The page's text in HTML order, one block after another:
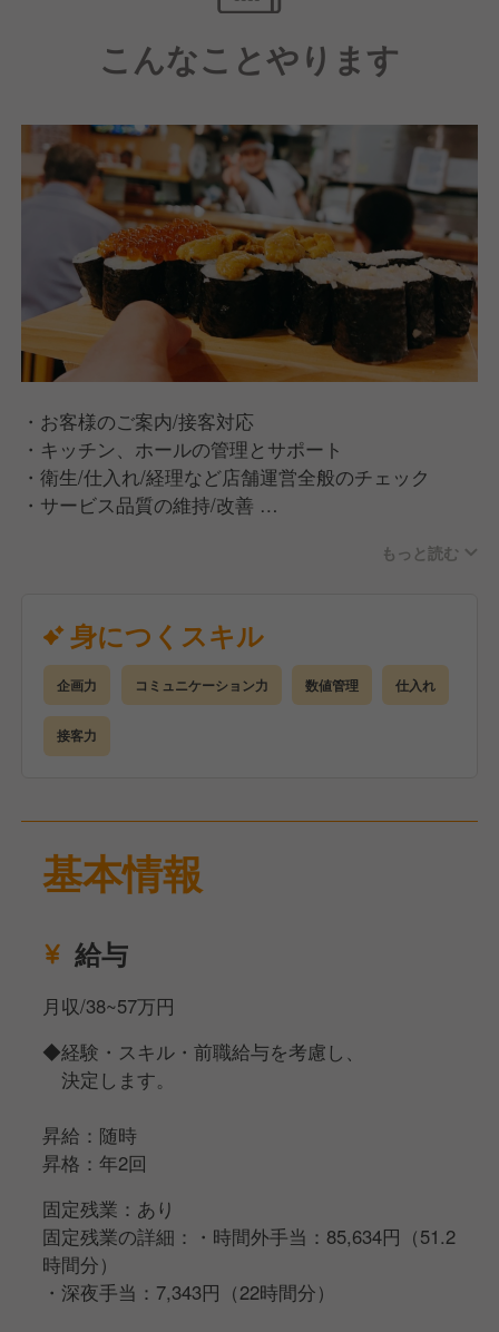
カウンター中心で会話が弾む、家族連れにも安心の
温かい店。
《会社について｜母体安定だから安心》
・月最大9休／週休2日制／福利厚生充実
・飲食業界1位!働きがいのある会社 3年連続受賞
・健康経営優良法人 8年連続認定
こんなことやります
・お客様のご案内/接客対応
・キッチン、ホールの管理とサポート
・衛生/仕入れ/経理など店舗運営全般のチェック
・サービス品質の維持/改善
お店の“顔”として空間をプロデュースし、チームを導
くリーダー！
そして、お客様の心を動かすホスピタリティの担い手
です。
店長・料理長と連携し、「また来たい」と思えるお店
を育ててください◎
もっと読む
身につくスキル
企画力 コミュニケーション力 数値管理 仕入れ
接客力
基本情報
給与
月収/38~57万円
◆経験・スキル・前職給与を考慮し、
決定します。
昇給：随時
昇格：年2回
固定残業：あり
固定残業の詳細：・時間外手当：85,634円（51.2
時間分）
・深夜手当：7,343円（22時間分）